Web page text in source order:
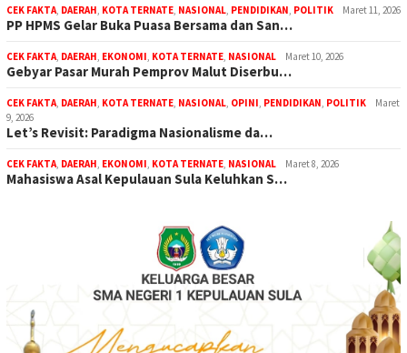
CEK FAKTA, DAERAH, KOTA TERNATE, NASIONAL, PENDIDIKAN, POLITIK Maret 11, 2026
PP HPMS Gelar Buka Puasa Bersama dan San…
CEK FAKTA, DAERAH, EKONOMI, KOTA TERNATE, NASIONAL Maret 10, 2026
Gebyar Pasar Murah Pemprov Malut Diserbu…
CEK FAKTA, DAERAH, KOTA TERNATE, NASIONAL, OPINI, PENDIDIKAN, POLITIK
Maret
9, 2026
Let’s Revisit: Paradigma Nasionalisme da…
CEK FAKTA, DAERAH, EKONOMI, KOTA TERNATE, NASIONAL Maret 8, 2026
Mahasiswa Asal Kepulauan Sula Keluhkan S…